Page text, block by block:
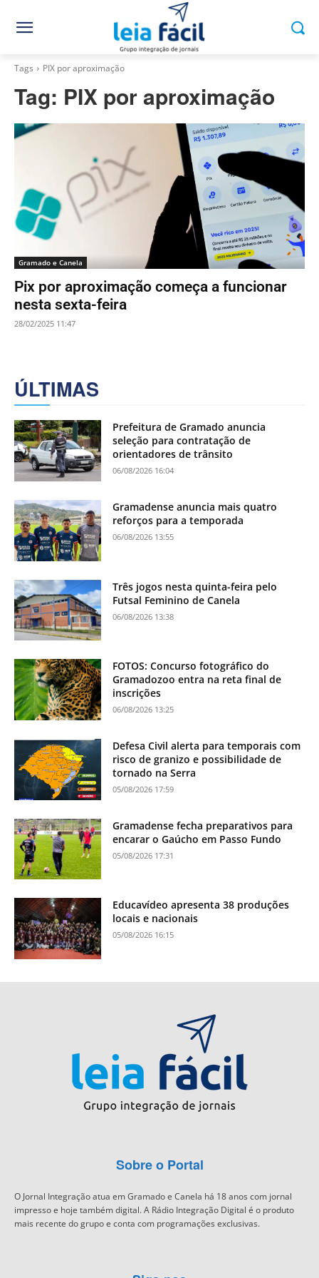
Tags PIX por aproximação
Tag: PIX por aproximação
Gramado e Canela
Pix por aproximação começa a funcionar
nesta sexta-feira
28/02/2025 11:47
ÚLTIMAS
Prefeitura de Gramado anuncia
seleção para contratação de
orientadores de trânsito
06/08/2026 16:04
Gramadense anuncia mais quatro
reforços para a temporada
06/08/2026 13:55
Três jogos nesta quinta-feira pelo
Futsal Feminino de Canela
06/08/2026 13:38
FOTOS: Concurso fotográfico do
Gramadozoo entra na reta final de
inscrições
06/08/2026 13:25
Defesa Civil alerta para temporais com
risco de granizo e possibilidade de
tornado na Serra
05/08/2026 17:59
Gramadense fecha preparativos para
encarar o Gaúcho em Passo Fundo
05/08/2026 17:31
Educavídeo apresenta 38 produções
locais e nacionais
05/08/2026 16:15
Sobre o Portal
O Jornal Integração atua em Gramado e Canela há 18 anos com jornal
impresso e hoje também digital. A Rádio Integração Digital é o produto
mais recente do grupo e conta com programações exclusivas.